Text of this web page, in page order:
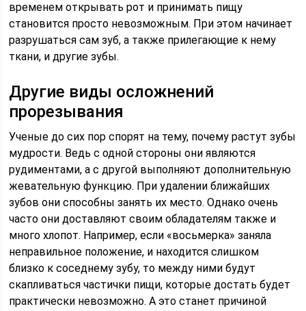
временем открывать рот и принимать пищу
становится просто невозможным. При этом начинает
разрушаться сам зуб, а также прилегающие к нему
ткани, и другие зубы.
Другие виды осложнений
прорезывания
Ученые до сих пор спорят на тему, почему растут зубы
мудрости. Ведь с одной стороны они являются
рудиментами, а с другой выполняют дополнительную
жевательную функцию. При удалении ближайших
зубов они способны занять их место. Однако очень
часто они доставляют своим обладателям также и
много хлопот. Например, если «восьмерка» заняла
неправильное положение, и находится слишком
близко к соседнему зубу, то между ними будут
скапливаться частички пищи, которые достать будет
практически невозможно. А это станет причиной